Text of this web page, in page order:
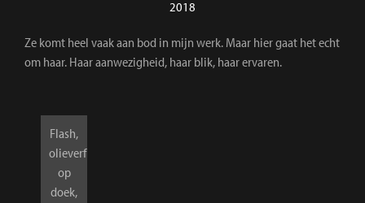
2018
Ze komt heel vaak aan bod in mijn werk. Maar hier gaat het echt
om haar. Haar aanwezigheid, haar blik, haar ervaren.
Flash,
olieverf
op
doek,